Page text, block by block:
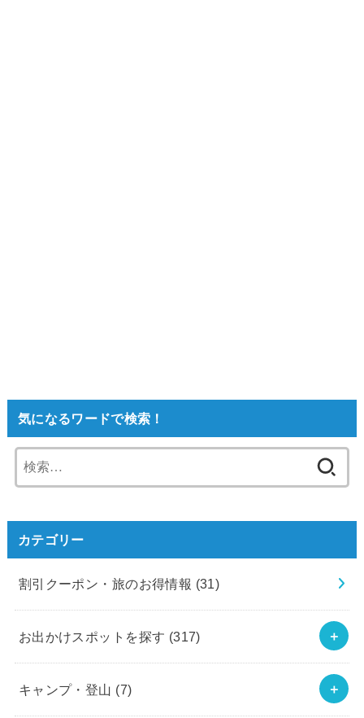
気になるワードで検索！
索:
カテゴリー
割引クーポン・旅のお得情報 (31)
お出かけスポットを探す (317)
キャンプ・登山 (7)